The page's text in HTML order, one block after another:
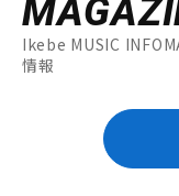
Ikebe MUSIC
情報